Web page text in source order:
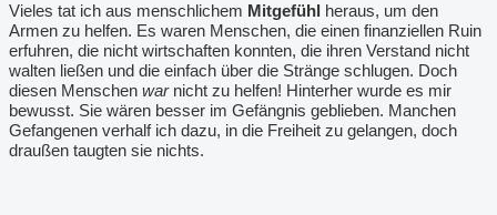
Vieles tat ich aus menschlichem Mitgefühl
heraus, um den
Armen zu helfen. Es waren Menschen, die einen finanziellen Ruin
erfuhren, die nicht wirtschaften konnten, die ihren Verstand nicht
walten ließen und die einfach über die Stränge schlugen. Doch
diesen Menschen war nicht zu helfen! Hinterher wurde es mir
bewusst. Sie wären besser im Gefängnis geblieben. Manchen
Gefangenen verhalf ich dazu, in die Freiheit zu gelangen, doch
draußen taugten sie nichts.